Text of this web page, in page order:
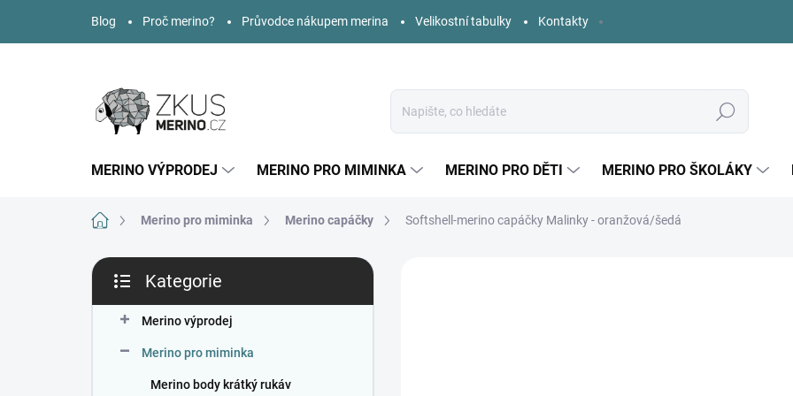
obsah
Blog Proč merino? Průvodce nákupem merina Velikostní tabulky Kontakty
Hledat
MERINO VÝPRODEJ MERINO PRO MIMINKA MERINO PRO DĚTI MERINO PRO ŠKOLÁKY
Domů Merino pro miminka Merino capáčky Softshell-merino capáčky Malinky - oranžová/šedá
P
s
kategorie
Kategorie
Merino výprodej
Merino pro miminka
Merino body krátký rukáv